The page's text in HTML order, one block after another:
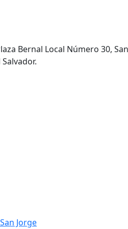
Bernal Local Número 30, San
Salvador.
Jorge